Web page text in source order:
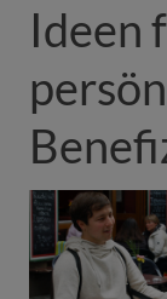
Ideen